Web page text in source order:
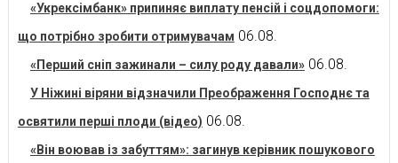
«Укрексімбанк» припиняє виплату пенсій і соцдопомоги:
що потрібно зробити отримувачам 06.08.
«Перший сніп зажинали – силу роду давали» 06.08.
У Ніжині віряни відзначили Преображення Господнє та
освятили перші плоди (відео) 06.08.
«Він воював із забуттям»: загинув керівник пошукового